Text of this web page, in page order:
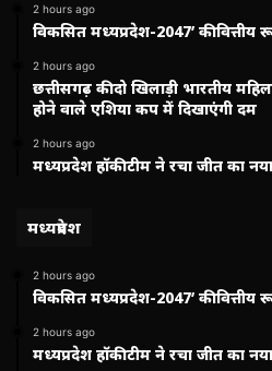
2 hours ago
विकसित मध्यप्रदेश-2047’ की वित्तीय
2 hours ago
छत्तीसगढ़ की दो खिलाड़ी भारतीय
होने वाले एशिया कप में दिखाएंगी दम
2 hours ago
मध्यप्रदेश हॉकी टीम ने रचा जीत का
मध्यप्रदेश
2 hours ago
विकसित मध्यप्रदेश-2047’ की वित्तीय
2 hours ago
मध्यप्रदेश हॉकी टीम ने रचा जीत का